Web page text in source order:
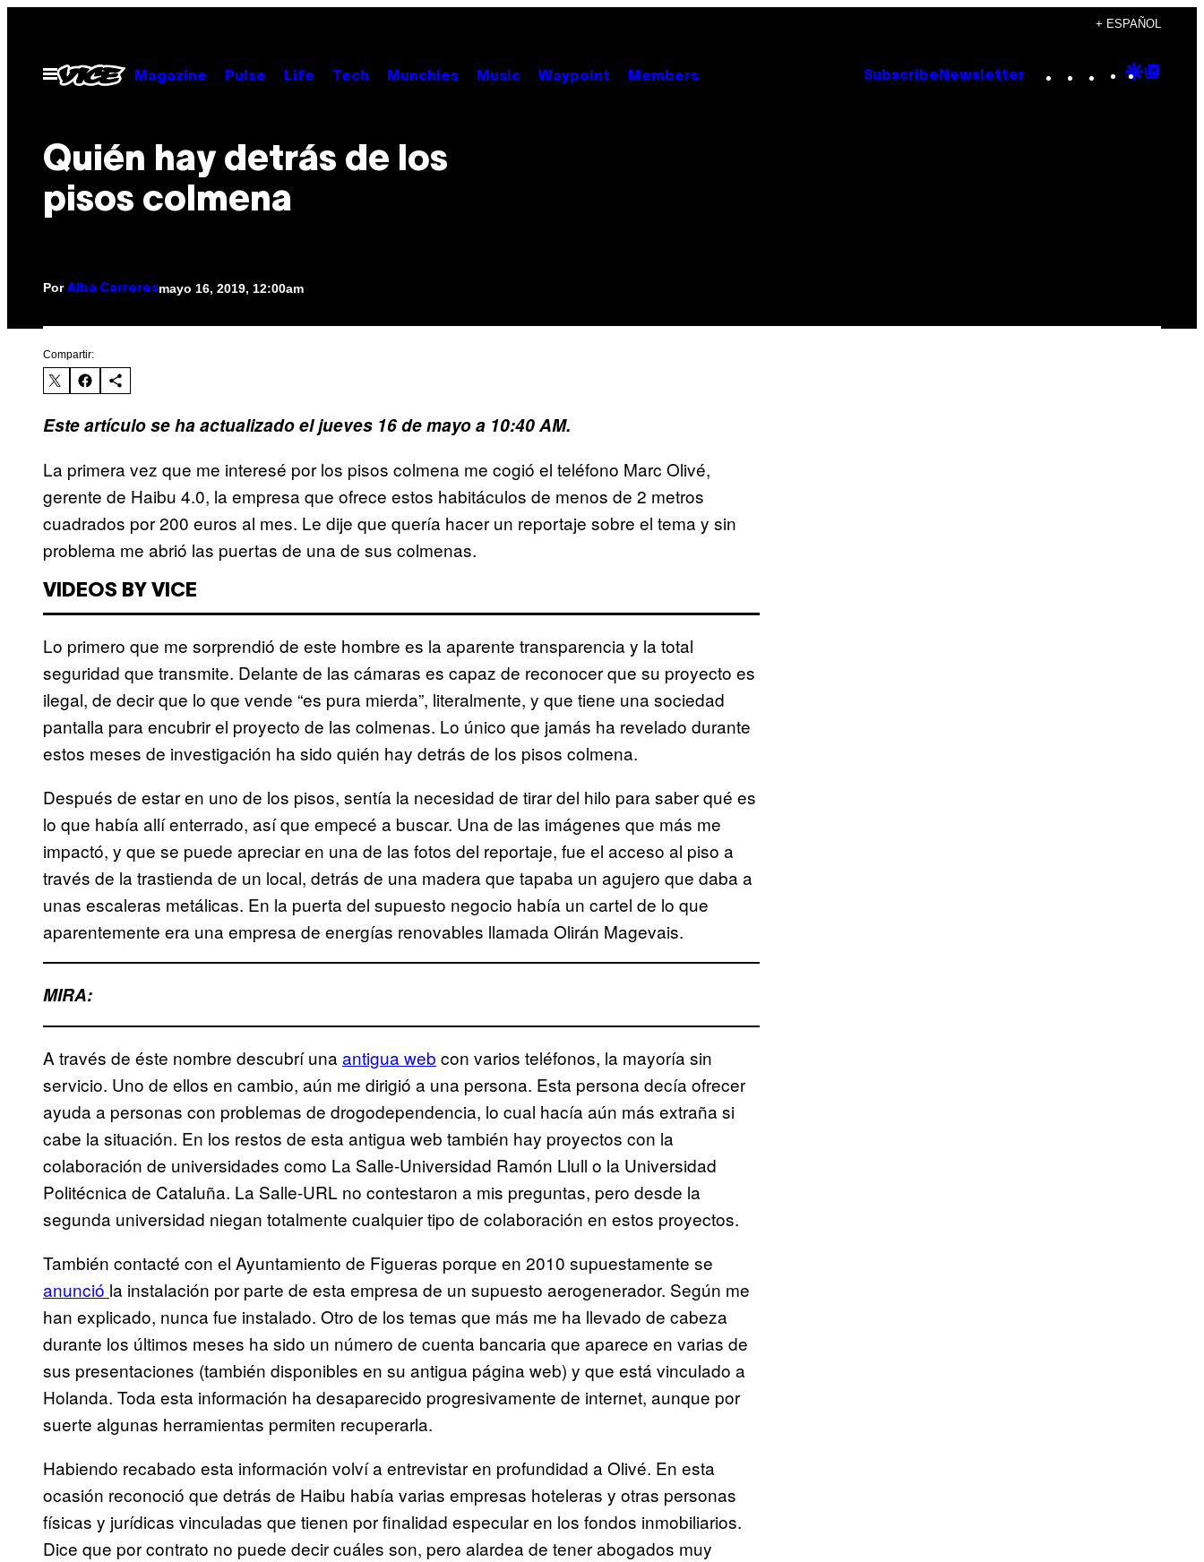
contenido
+ ESPAÑOL
Abrir
Menú
Magazine Pulse Life Tech Munchies Music Waypoint Members Subscribe Newsletter Instagram
TikTok
YouTube
Google
Quién hay detrás de los
pisos colmena
Por Alba Carreresmayo 16, 2019, 12:00am
Compartir:
Este artículo se ha actualizado el jueves 16 de mayo a 10:40 AM.
La primera vez que me interesé por los pisos colmena me cogió el teléfono Marc Olivé,
gerente de Haibu 4.0, la empresa que ofrece estos habitáculos de menos de 2 metros
cuadrados por 200 euros al mes. Le dije que quería hacer un reportaje sobre el tema y sin
problema me abrió las puertas de una de sus colmenas.
VIDEOS BY VICE
Lo primero que me sorprendió de este hombre es la aparente transparencia y la total
seguridad que transmite. Delante de las cámaras es capaz de reconocer que su proyecto es
ilegal, de decir que lo que vende “es pura mierda”, literalmente, y que tiene una sociedad
pantalla para encubrir el proyecto de las colmenas. Lo único que jamás ha revelado durante
estos meses de investigación ha sido quién hay detrás de los pisos colmena.
Después de estar en uno de los pisos, sentía la necesidad de tirar del hilo para saber qué es
lo que había allí enterrado, así que empecé a buscar. Una de las imágenes que más me
impactó, y que se puede apreciar en una de las fotos del reportaje, fue el acceso al piso a
través de la trastienda de un local, detrás de una madera que tapaba un agujero que daba a
unas escaleras metálicas. En la puerta del supuesto negocio había un cartel de lo que
aparentemente era una empresa de energías renovables llamada Olirán Magevais.
MIRA:
A través de éste nombre descubrí una antigua web con varios teléfonos, la mayoría sin
servicio. Uno de ellos en cambio, aún me dirigió a una persona. Esta persona decía ofrecer
ayuda a personas con problemas de drogodependencia, lo cual hacía aún más extraña si
cabe la situación. En los restos de esta antigua web también hay proyectos con la
colaboración de universidades como La Salle-Universidad Ramón Llull o la Universidad
Politécnica de Cataluña. La Salle-URL no contestaron a mis preguntas, pero desde la
segunda universidad niegan totalmente cualquier tipo de colaboración en estos proyectos.
También contacté con el Ayuntamiento de Figueras porque en 2010 supuestamente se
anunció la instalación por parte de esta empresa de un supuesto aerogenerador. Según me
han explicado, nunca fue instalado. Otro de los temas que más me ha llevado de cabeza
durante los últimos meses ha sido un número de cuenta bancaria que aparece en varias de
sus presentaciones (también disponibles en su antigua página web) y que está vinculado a
Holanda. Toda esta información ha desaparecido progresivamente de internet, aunque por
suerte algunas herramientas permiten recuperarla.
Habiendo recabado esta información volví a entrevistar en profundidad a Olivé. En esta
ocasión reconoció que detrás de Haibu había varias empresas hoteleras y otras personas
físicas y jurídicas vinculadas que tienen por finalidad especular en los fondos inmobiliarios.
Dice que por contrato no puede decir cuáles son, pero alardea de tener abogados muy